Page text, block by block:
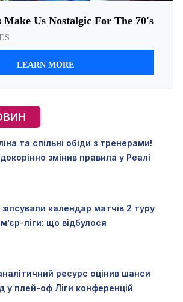
та спільні обіди з тренерами!
змінив правила у Реалі
календар матчів 2 туру
ліги: що відбулося
ресурс оцінив шанси
у плей-оф Ліги конференцій